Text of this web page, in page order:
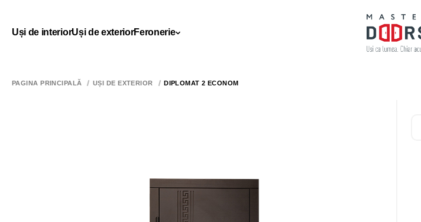
Uși de interiorUși de exteriorFeronerie
PAGINA PRINCIPALĂ UȘI DE EXTERIOR DIPLOMAT 2 ECONOM